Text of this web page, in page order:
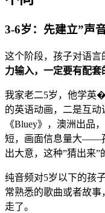
3-6岁：先建立”声
这个阶段，孩子对语言
力输入，一定要有配套
我家老二5岁，他学
的英语动画，二是互
《Bluey》，澳洲出品
短，画面信息量大——
出大意，这种”猜出来”
纯音频对5岁以下的孩
常熟悉的歌曲或者故
走了。